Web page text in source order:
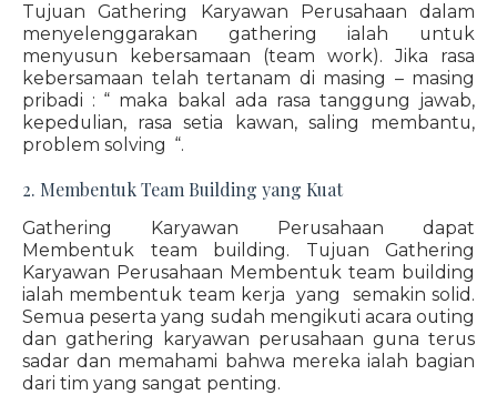
Tujuan Gathering Karyawan Perusahaan dalam
menyelenggarakan gathering ialah untuk
menyusun kebersamaan (team work). Jika rasa
kebersamaan telah tertanam di masing – masing
pribadi : “ maka bakal ada rasa tanggung jawab,
kepedulian, rasa setia kawan, saling membantu,
problem solving “.
2. Membentuk Team Building yang Kuat
Gathering Karyawan Perusahaan dapat
Membentuk team building. Tujuan Gathering
Karyawan Perusahaan Membentuk team building
ialah membentuk team kerja yang semakin solid.
Semua peserta yang sudah mengikuti acara outing
dan gathering karyawan perusahaan guna terus
sadar dan memahami bahwa mereka ialah bagian
dari tim yang sangat penting.